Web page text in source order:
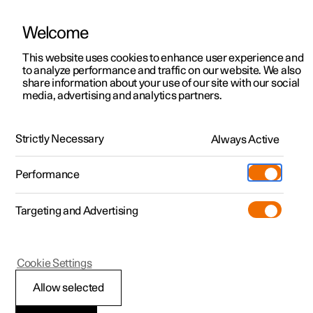
Polestar 2
Polestar 3
Polestar 4
Pre-owned
Shop
Meer
Testrit
Aanbiedingen voor
Testrit
Aanbiedingen voor
Polestar 4 coupé
Ontdek Polestar 4
Testrit
Bekijk onze stockwagens
Aanbiedingen voor
Ontdek Polestar 5
Over pre-owned
Pre-owned aanbiedingen
Aanbiedingen voor particulieren
Aanbiedingen voor
professionelen
Bekijk onze stockwagens
Configureer
Pre-owned
Testrit
Additionals
(Opent in een nieuw venster)
Experiences
Ontmoet ons
Servicepunten
Opladen
Support
HandleidingVideogalerijSoftware-updates
Exterieurverlichting
Polestar 3
Handige verlichting aan
Welcome
This website uses cookies to enhance user experience and
to analyze performance and traffic on our website. We also
share information about your use of our site with our social
media, advertising and analytics partners.
Strictly Necessary Always Active
Performance
Targeting and Advertising
Allow selected
Cookie Settings